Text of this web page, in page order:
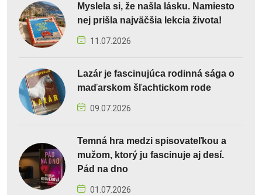
Myslela si, že našla lásku. Namiesto
nej prišla najväčšia lekcia života!
11.07.2026
Lazár je fascinujúca rodinná sága o
maďarskom šľachtickom rode
09.07.2026
Temná hra medzi spisovateľkou a
mužom, ktorý ju fascinuje aj desí.
Pád na dno
01.07.2026